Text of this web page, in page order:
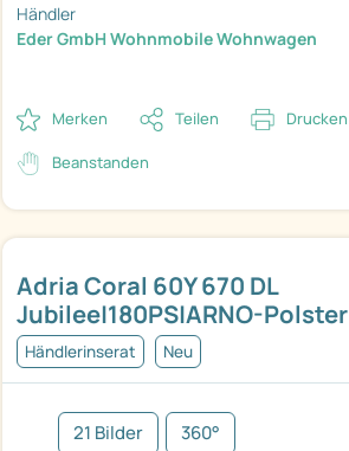
Adria Coral 60Y 670 DL
Jubilee|180PS|ARNO-Polster
Händlerinserat Neu
21 Bilder 360°
Händler
Eder GmbH Wohnmobile Wohnwagen
Merken Teilen Drucken
Beanstanden